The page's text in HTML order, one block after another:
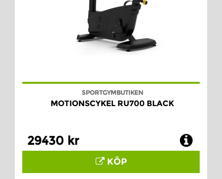
SPORTGYMBUTIKEN
MOTIONSCYKEL RU700 BLACK
29430 kr
KÖP